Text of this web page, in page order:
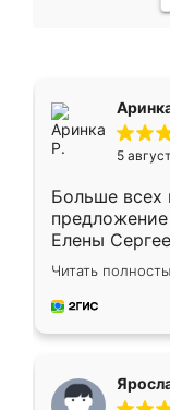
5
Больше всех
Елены
короткие
для замера
предложил
Читать